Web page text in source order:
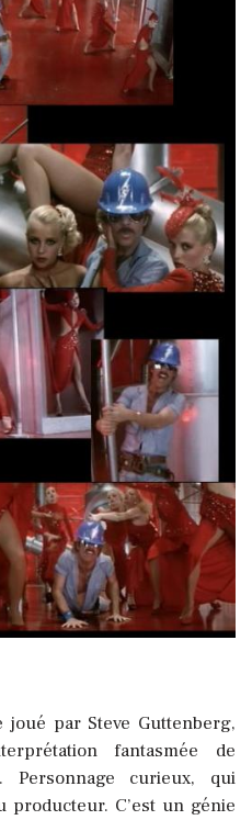
par Steve Guttenberg,
fantasmée de
Personnage curieux, qui
producteur. C’est un génie